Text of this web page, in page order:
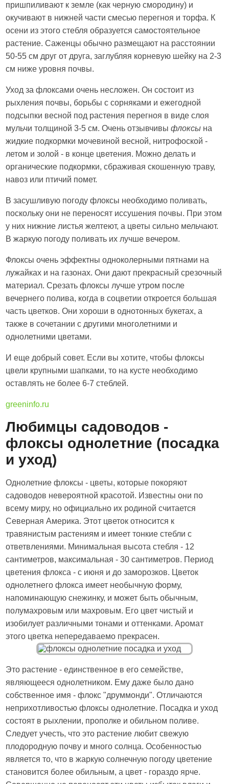
пришпиливают к земле (как черную смородину) и
окучивают в нижней части смесью перегноя и торфа. К
осени из этого стебля образуется самостоятельное
растение. Саженцы обычно размещают на расстоянии
50-55 см друг от друга, заглубляя корневую шейку на 2-3
см ниже уровня почвы.
Уход за флоксами очень несложен. Он состоит из
рыхления почвы, борьбы с сорняками и ежегодной
подсыпки весной под растения перегноя в виде слоя
мульчи толщиной 3-5 см. Очень отзывчивыфлоксы на
жидкие подкормки мочевиной весной, нитрофоской -
летом и золой - в конце цветения. Можно делать и
органические подкормки, сбраживая скошенную траву,
навоз или птичий помет.
В засушливую погоду флоксы необходимо поливать,
поскольку они не переносят иссушения почвы. При этом
у них нижние листья желтеют, а цветы сильно мельчают.
В жаркую погоду поливать их лучше вечером.
Флоксы очень эффектны одноколерными пятнами на
лужайках и на газонах. Они дают прекрасный срезочный
материал. Срезать флоксы лучше утром после
вечернего полива, когда в соцветии откроется большая
часть цветков. Они хороши в однотонных букетах, а
также в сочетании с другими многолетними и
однолетними цветами.
И еще добрый совет. Если вы хотите, чтобы флоксы
цвели крупными шапками, то на кусте необходимо
оставлять не более 6-7 стеблей.
greeninfo.ru
Любимцы садоводов -
флоксы однолетние (посадка
и уход)
Однолетние флоксы - цветы, которые покоряют
садоводов невероятной красотой. Известны они по
всему миру, но официально их родиной считается
Северная Америка. Этот цветок относится к
травянистым растениям и имеет тонкие стебли с
ответвлениями. Минимальная высота стебля - 12
сантиметров, максимальная - 30 сантиметров. Период
цветения флокса - с июня и до заморозков. Цветок
однолетнего флокса имеет необычную форму,
напоминающую снежинку, и может быть обычным,
полумахровым или махровым. Его цвет чистый и
изобилует различными тонами и оттенками. Аромат
этого цветка непередаваемо прекрасен.
Это растение - единственное в его семействе,
являющееся однолетником. Ему даже было дано
собственное имя - флокс "друммонди". Отличаются
неприхотливостью флоксы однолетние. Посадка и уход
состоят в рыхлении, прополке и обильном поливе.
Следует учесть, что это растение любит свежую
плодородную почву и много солнца. Особенностью
является то, что в жаркую солнечную погоду цветение
становится более обильным, а цвет - гораздо ярче.